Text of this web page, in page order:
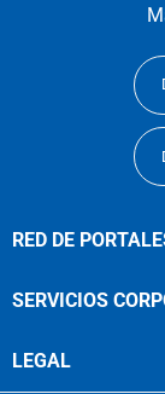
RED DE
SERVICIOS
LEGAL